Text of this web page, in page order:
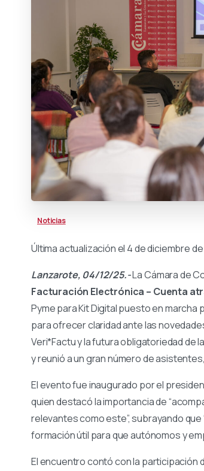
Noticias
Última actualización el 4 de diciembre
Lanzarote, 04/12/25.-La Cámara de
Facturación Electrónica – Cuenta
Pyme para Kit Digital puesto en
para ofrecer claridad ante las
Veri*Factu y la futura obligatoriedad de
y reunió a un gran número de
El evento fue inaugurado por el
quien destacó la importancia de
relevantes como este”, subrayando
formación útil para que autónomos y
El encuentro contó con la participación